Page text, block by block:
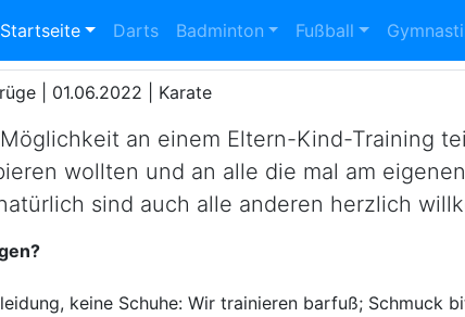
Startseite Darts Badminton Fußball
Training
| 01.06.2022 Karate
an einem Eltern-Kind-Training
wollten und an alle die mal am
sind auch alle anderen herzlich
keine Schuhe: Wir trainieren barfuß; Schmuck